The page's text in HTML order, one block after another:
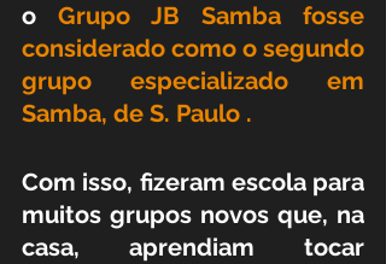
o Grupo JB Samba fosse
considerado como o segundo
grupo especializado em
Samba, de S. Paulo .
Com isso, fizeram escola para
muitos grupos novos que, na
casa, aprendiam tocar